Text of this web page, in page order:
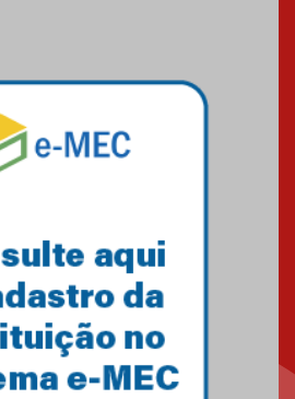
07.11.2024
Equipe de saltos ornamentais
do Mackenzie Brasília
Gravação do projeto “Mais de
31 mil vozes com a Palavra” é
realizado no Colégio
Mackenzie Brasília
25.10.2024